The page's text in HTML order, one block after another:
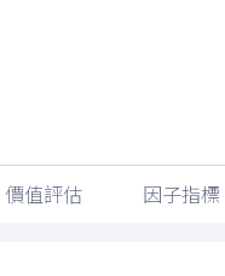
價值評估 因子指標